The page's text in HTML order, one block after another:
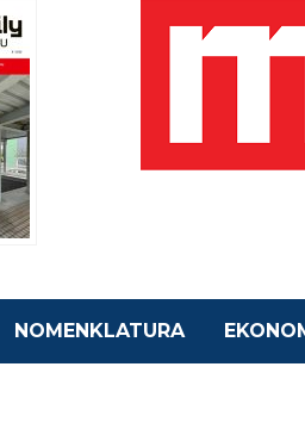
NOMENKLATURA